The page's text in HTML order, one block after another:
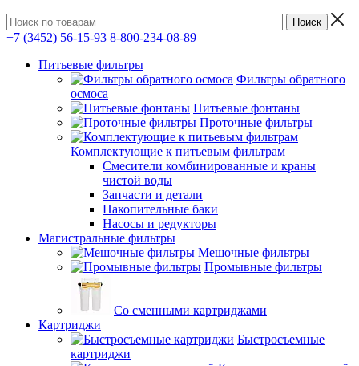
+7 (3452) 56-15-93 8-800-234-08-89
Питьевые фильтры
Фильтры обратного
осмоса
Питьевые фонтаны
Проточные фильтры
Комплектующие к питьевым фильтрам
Смесители комбинированные и краны
чистой воды
Запчасти и детали
Накопительные баки
Насосы и редукторы
Магистральные фильтры
Мешочные фильтры
Промывные фильтры
Со сменными картриджами
Картриджи
Быстросъемные
картриджи